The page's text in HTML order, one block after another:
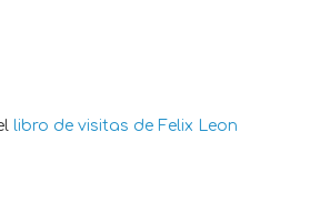
libro de visitas de Felix Leon